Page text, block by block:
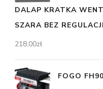
DALAP KRATKA
SZARA BEZ
218,00zł
FOGO